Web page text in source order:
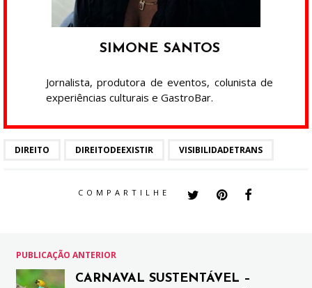
SIMONE SANTOS
Jornalista, produtora de eventos, colunista de
experiências culturais e GastroBar.
DIREITO DIREITODEEXISTIR VISIBILIDADETRANS
COMPARTILHE
PUBLICAÇÃO ANTERIOR
CARNAVAL SUSTENTÁVEL –